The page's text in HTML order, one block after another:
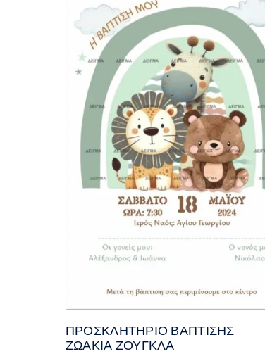
ΠΡΟΣΚΛΗΤΗΡΙΟ ΒΑΠΤΙΣΗΣ
ΖΩΑΚΙΑ ΖΟΥΓΚΛΑ